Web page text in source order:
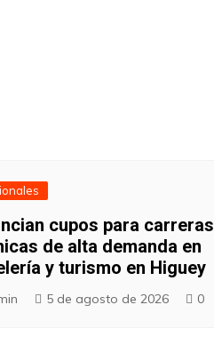
cupos para carreras
de alta demanda en
y turismo en Higuey
5 de agosto de 2026 0